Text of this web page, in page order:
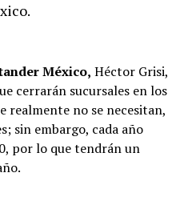
México, Héctor Grisi,
cerrarán sucursales en los
realmente no se necesitan,
sin embargo, cada año
por lo que tendrán un